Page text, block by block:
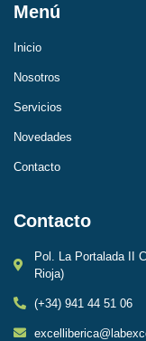
Menú
Inicio
Nosotros
Servicios
Novedades
Contacto
Contacto
Pol. La Portalada II
Rioja)
(+34) 941 44 51 06